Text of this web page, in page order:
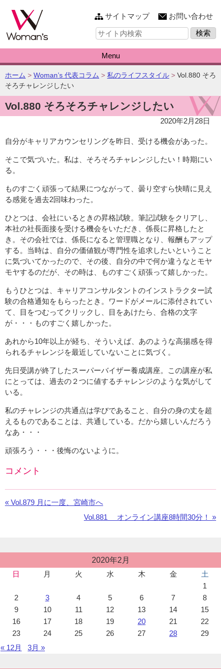
このページの本文へ
サイトマップ
お問い合わせ
サ
イ
内
検
索:
Menu
こ
の
ペ
ー
ジ
位
ホーム > Woman’s 代表コラム > 私のライフスタイル > Vol.880 そろ
そろチャレンジしたい
Vol.880 そろそろチャレンジしたい
2020年2月28日
自分がキャリアカウンセリングを昨日、受ける機会があった。
そこで気づいた。私は、そろそろチャレンジしたい！時期にい
る。
ものすごく頑張って結果につながって、曇り空すら快晴に見え
る感覚を過去2回味わった。
ひとつは、会社にいるときの昇格試験。筆記試験をクリアし、
本社の社長面接を受ける機会をいただき、係長に昇格したと
き。その会社では、係長になると管理職となり、報酬もアップ
する。当時は、自分の価値観が専門性を追求したいということ
に気づいてかったので、その後、自分の中で何か違うなとモヤ
モヤするのだが、その時は、ものすごく頑張って嬉しかった。
もうひとつは、キャリアコンサルタントのインストラクター試
験の合格通知をもらったとき。ワードがメールに添付されてい
て、目をつむってクリックし、目をあけたら、合格の文字
が・・・ものすごく嬉しかった。
あれから10年以上が経ち、そういえば、あのような高揚感を得
られるチャレンジを最近していないことに気づく。
先日受講が終了したスーパーバイザー養成講座。この講座が私
にとっては、過去の２つに値するチャレンジのような気がして
いる。
私のチャレンジの共通点は学びであること、自分の身の丈を超
えるものであることは、共通している。だから嬉しいんだろう
なあ・・・
頑張ろう・・・後悔のないように。
コメント
コ
用
す。
« 前
Vol.879 月に一度、宮崎市へ
次
Vol.881 オンライン講座8時間30分！ »
稿
2020年2月
日
月 火 水 木 金
土
1
2
3 4 5 6 7
8
9
10 11 12 13 14
15
16
17 18 19 20 21
22
23
24 25 26 27 28
29
« 12月
3月 »